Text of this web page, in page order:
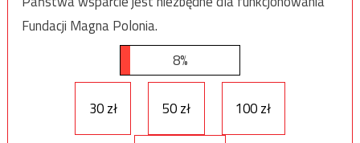
Fundacji Magna Polonia.
8%
30 zł 50 zł 100 zł